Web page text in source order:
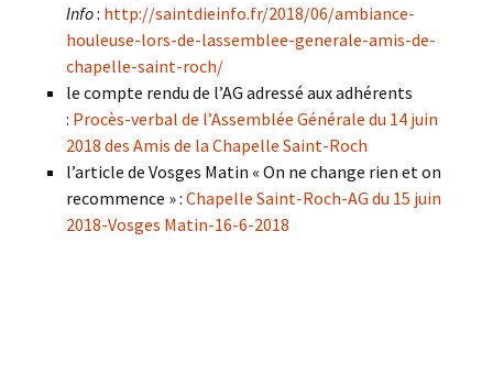
Info: http://saintdieinfo.fr/2018/06/ambiance-
houleuse-lors-de-lassemblee-generale-amis-de-
chapelle-saint-roch/
le compte rendu de l’AG adressé aux adhérents
: Procès-verbal de l’Assemblée Générale du 14 juin
2018 des Amis de la Chapelle Saint-Roch
l’article de Vosges Matin « On ne change rien et on
recommence » : Chapelle Saint-Roch-AG du 15 juin
2018-Vosges Matin-16-6-2018